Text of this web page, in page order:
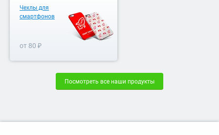
Чехлы для
смартфонов
от 80 ₽
Посмотреть все наши продукты